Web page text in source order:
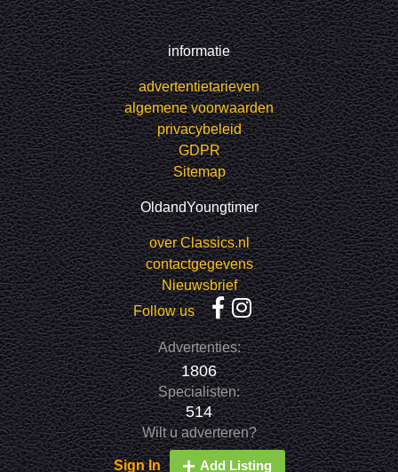
informatie
advertentietarieven
algemene voorwaarden
privacybeleid
GDPR
Sitemap
OldandYoungtimer
over Classics.nl
contactgegevens
Nieuwsbrief
Follow us
Advertenties:
1806
Specialisten:
514
Wilt u adverteren?
Sign In Add Listing